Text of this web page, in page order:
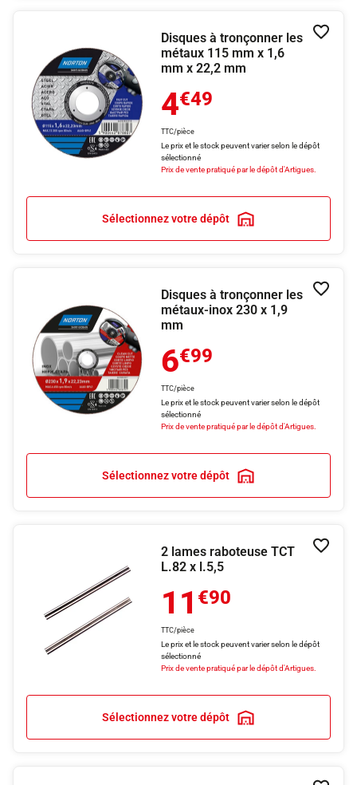
Disques à tronçonner les
métaux 115 mm x 1,6
mm x 22,2 mm
4€49
TTC/pièce
Le prix et le stock peuvent varier selon le dépôt
sélectionné
Prix de vente pratiqué par le dépôt d'Artigues.
Sélectionnez votre dépôt
Disques à tronçonner les
métaux-inox 230 x 1,9
mm
6€99
TTC/pièce
Le prix et le stock peuvent varier selon le dépôt
sélectionné
Prix de vente pratiqué par le dépôt d'Artigues.
Sélectionnez votre dépôt
2 lames raboteuse TCT
L.82 x l.5,5
11 €90
TTC/pièce
Le prix et le stock peuvent varier selon le dépôt
sélectionné
Prix de vente pratiqué par le dépôt d'Artigues.
Sélectionnez votre dépôt